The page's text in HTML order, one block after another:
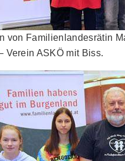
von Familienlandesrätin
Verein ASKÖ mit Biss.